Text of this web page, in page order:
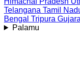
Telangana Tamil
Bengal Tripura
Palamu